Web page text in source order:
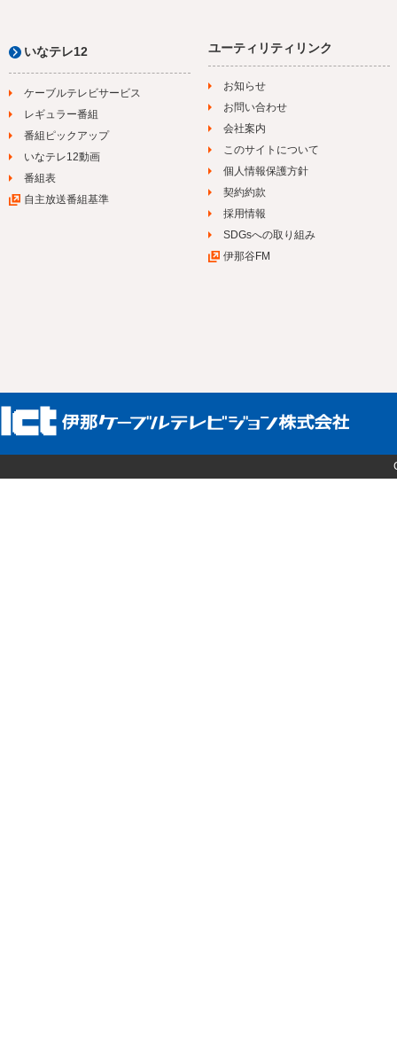
いなテレ12
ケーブルテレビサービス
レギュラー番組
番組ピックアップ
いなテレ12動画
番組表
自主放送番組基準
ユーティリティリンク
お知らせ
お問い合わせ
会社案内
このサイトについて
個人情報保護方針
契約約款
採用情報
SDGsへの取り組み
伊那谷FM